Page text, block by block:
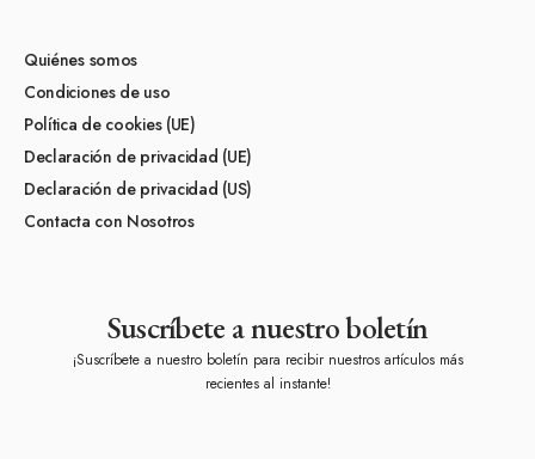
Quiénes somos
Condiciones de uso
Política de cookies (UE)
Declaración de privacidad (UE)
Declaración de privacidad (US)
Contacta con Nosotros
Suscríbete a nuestro boletín
¡Suscríbete a nuestro boletín para recibir nuestros artículos más
recientes al instante!